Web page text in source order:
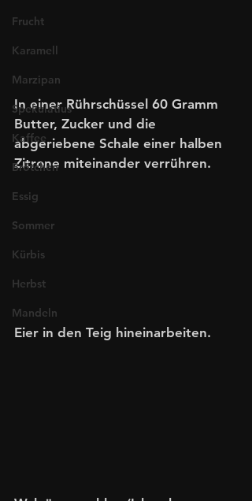
Frucht
Karamell
Marzipan
Spekulatius
Kaffee
Brötchen
Essig
Sommer
Kürbis
Herbst
Mandeln
In einer Rührschüssel 60 Gramm
Butter, Zucker und die
abgeriebene Schale einer halben
Zitrone miteinander verrühren.
Eier in den Teig hineinarbeiten.